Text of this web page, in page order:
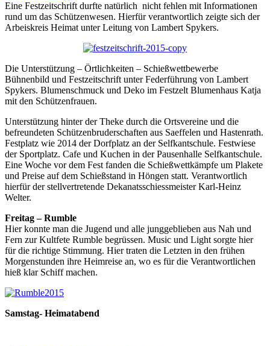
Eine Festzeitschrift durfte natürlich nicht fehlen mit Informationen
rund um das Schützenwesen. Hierfür verantwortlich zeigte sich der
Arbeiskreis Heimat unter Leitung von Lambert Spykers.
Die Unterstützung – Örtlichkeiten – Schießwettbewerbe
Bühnenbild und Festzeitschrift unter Federführung von Lambert
Spykers. Blumenschmuck und Deko im Festzelt Blumenhaus Katja
mit den Schützenfrauen.
Unterstützung hinter der Theke durch die Ortsvereine und die
befreundeten Schützenbruderschaften aus Saeffelen und Hastenrath.
Festplatz wie 2014 der Dorfplatz an der Selfkantschule. Festwiese
der Sportplatz. Cafe und Kuchen in der Pausenhalle Selfkantschule.
Eine Woche vor dem Fest fanden die Schießwettkämpfe um Plakete
und Preise auf dem Schießstand in Höngen statt. Verantwortlich
hierfür der stellvertretende Dekanatsschiessmeister Karl-Heinz
Welter.
Freitag – Rumble
Hier konnte man die Jugend und alle junggeblieben aus Nah und
Fern zur Kultfete Rumble begrüssen. Music und Light sorgte hier
für die richtige Stimmung. Hier traten die Letzten in den frühen
Morgenstunden ihre Heimreise an, wo es für die Verantwortlichen
hieß klar Schiff machen.
Samstag- Heimatabend